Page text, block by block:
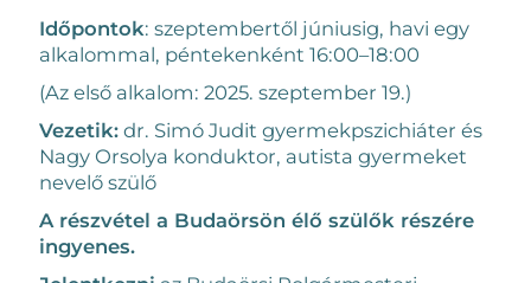
Időpontok: szeptembertől júniusig, havi egy
alkalommal, péntekenként 16:00–18:00
(Az első alkalom: 2025. szeptember 19.)
Vezetik:dr. Simó Judit gyermekpszichiáter és
Nagy Orsolya konduktor, autista gyermeket
nevelő szülő
A részvétel a Budaörsön élő szülők részére
ingyenes.